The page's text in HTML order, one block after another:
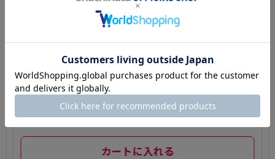
1
一行印(4.5×58.
5mm) MDF【別
注ゴム印】タテ
型
¥ 1,177(税込)～
カートに入れる